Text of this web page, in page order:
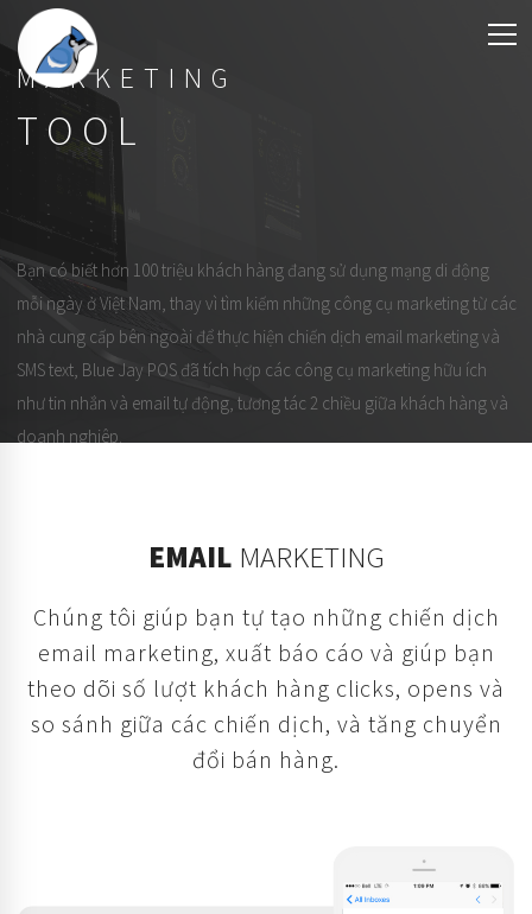
MARKETING
TOOL
Bạn có biết hơn 100 triệu khách hàng đang sử dụng mạng di động
mỗi ngày ở Việt Nam, thay vì tìm kiếm những công cụ marketing từ các
nhà cung cấp bên ngoài để thực hiện chiến dịch email marketing và
SMS text, Blue Jay POS đã tích hợp các công cụ marketing hữu ích
như tin nhắn và email tự động, tương tác 2 chiều giữa khách hàng và
doanh nghiêp.
EMAIL MARKETING
Chúng tôi giúp bạn tự tạo những chiến dịch
email marketing, xuất báo cáo và giúp bạn
theo dõi số lượt khách hàng clicks, opens và
so sánh giữa các chiến dịch, và tăng chuyển
đổi bán hàng.